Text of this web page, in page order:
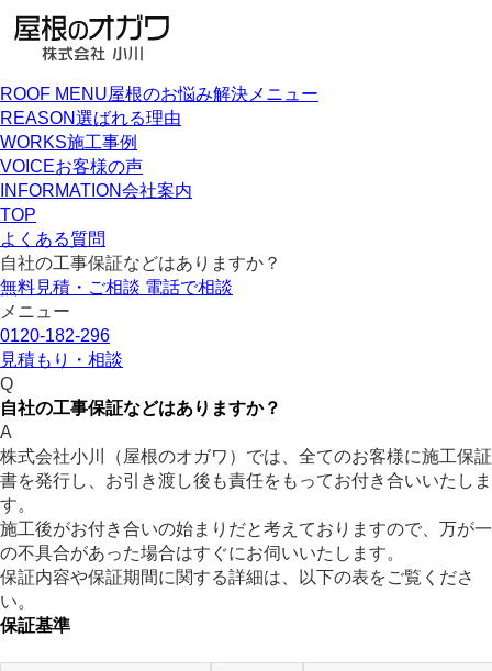
ROOF MENU屋根のお悩み解決メニュー
REASON選ばれる理由
WORKS施工事例
VOICEお客様の声
INFORMATION会社案内
TOP
よくある質問
自社の工事保証などはありますか？
無料見積・ご相談 電話で相談
メニュー
0120-182-296
見積もり・相談
Q
自社の工事保証などはありますか？
A
株式会社小川（屋根のオガワ）では、全てのお客様に施工保証
書を発行し、お引き渡し後も責任をもってお付き合いいたしま
す。
施工後がお付き合いの始まりだと考えておりますので、万が一
の不具合があった場合はすぐにお伺いいたします。
保証内容や保証期間に関する詳細は、以下の表をご覧くださ
い。
保証基準